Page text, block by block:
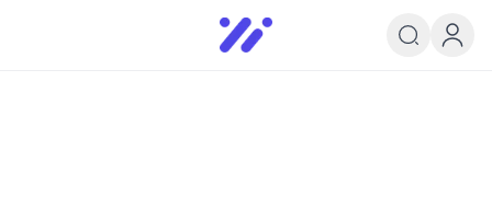
Infoedu
Ta&#039;lim xabarlari va